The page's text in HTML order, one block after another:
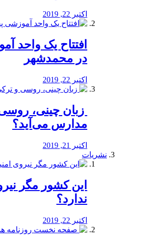
اکتبر 22, 2019
افتتاح یک واحد
در محمدشهر
اکتبر 22, 2019
زبان چینی،
مدارس می‌آید؟
اکتبر 21, 2019
نشریات
این کشور مگر
ندارد؟
اکتبر 22, 2019